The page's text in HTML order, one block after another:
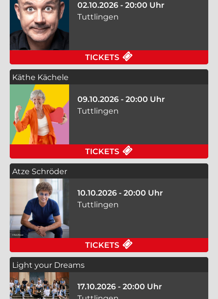
02.10.2026 - 20:00 Uhr
Tuttlingen
TICKETS
Käthe Kächele
09.10.2026 - 20:00 Uhr
Tuttlingen
TICKETS
Atze Schröder
10.10.2026 - 20:00 Uhr
Tuttlingen
TICKETS
Light your Dreams
17.10.2026 - 20:00 Uhr